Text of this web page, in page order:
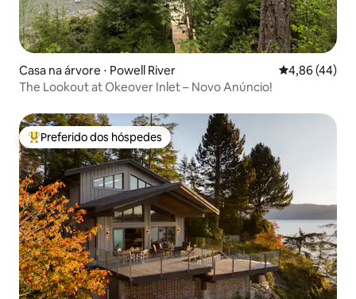
Casa na árvore ⋅ Powell River 4,86 de uma
4,86 (44)
The Lookout at Okeover Inlet – Novo Anúncio!
Entre os melhores preferidos dos hóspedes
Preferido dos hóspedes